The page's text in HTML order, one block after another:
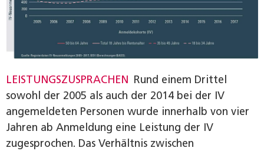
LEISTUNGSZUSPRACHEN Rund einem Drittel
sowohl der 2005 als auch der 2014 bei der IV
angemeldeten Personen wurde innerhalb von vier
Jahren ab Anmeldung eine Leistung der IV
zugesprochen. Das Verhältnis zwischen